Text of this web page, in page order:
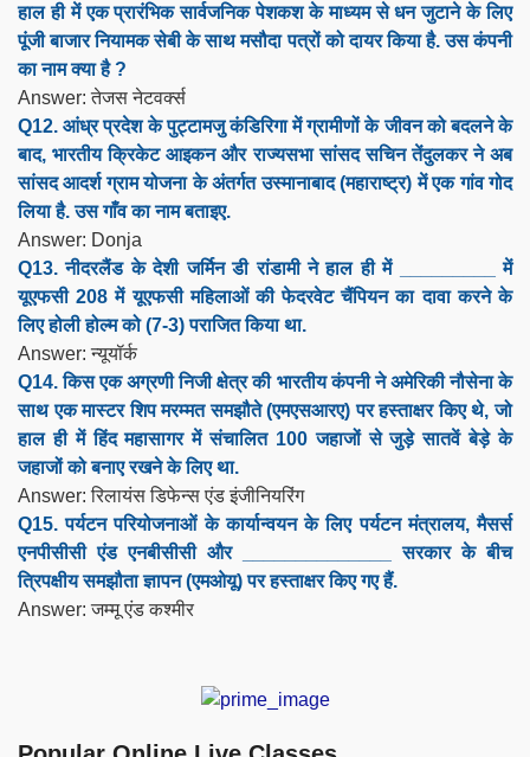
हाल ही में एक प्रारंभिक सार्वजनिक पेशकश के माध्यम से धन जुटाने के लिए
पूंजी बाजार नियामक सेबी के साथ मसौदा पत्रों को दायर किया है. उस कंपनी
का नाम क्या है ?
Answer: तेजस नेटवर्क्स
Q12. आंध्र प्रदेश के पुट्टामजु कंडिरिगा में ग्रामीणों के जीवन को बदलने के
बाद, भारतीय क्रिकेट आइकन और राज्यसभा सांसद सचिन तेंदुलकर ने अब
सांसद आदर्श ग्राम योजना के अंतर्गत उस्मानाबाद (महाराष्ट्र) में एक गांव गोद
लिया है. उस गाँव का नाम बताइए.
Answer: Donja
Q13. नीदरलैंड के देशी जर्मिन डी रांडामी ने हाल ही में _________ में
यूएफसी 208 में यूएफसी महिलाओं की फेदरवेट चैंपियन का दावा करने के
लिए होली होल्म को (7-3) पराजित किया था.
Answer: न्यूयॉर्क
Q14. किस एक अग्रणी निजी क्षेत्र की भारतीय कंपनी ने अमेरिकी नौसेना के
साथ एक मास्टर शिप मरम्मत समझौते (एमएसआरए) पर हस्ताक्षर किए थे, जो
हाल ही में हिंद महासागर में संचालित 100 जहाजों से जुड़े सातवें बेड़े के
जहाजों को बनाए रखने के लिए था.
Answer: रिलायंस डिफेन्स एंड इंजीनियरिंग
Q15. पर्यटन परियोजनाओं के कार्यान्वयन के लिए पर्यटन मंत्रालय, मैसर्स
एनपीसीसी एंड एनबीसीसी और ______________ सरकार के बीच
त्रिपक्षीय समझौता ज्ञापन (एमओयू) पर हस्ताक्षर किए गए हैं.
Answer: जम्मू एंड कश्मीर